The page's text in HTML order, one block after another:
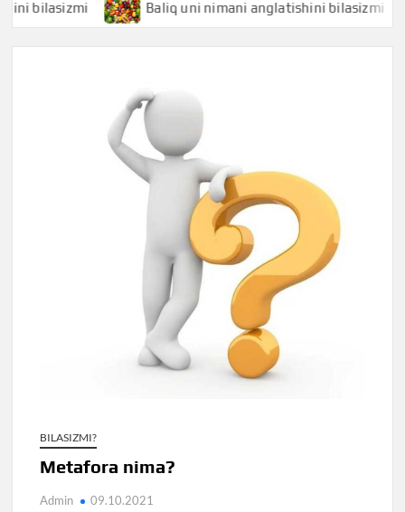
Baliq uni nimani anglatishini bilasizmi
BILASIZMI?
Metafora nima?
Admin 09.10.2021